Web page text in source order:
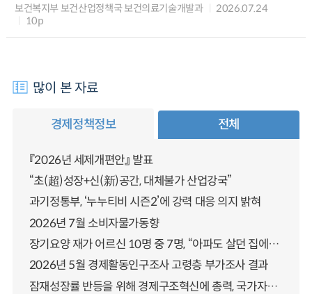
보건복지부 보건산업정책국 보건의료기술개발과
2026.07.24
10p
많이 본 자료
경제정책정보 전체
『2026년 세제개편안』 발표
“초(超)성장+신(新)공간, 대체불가 산업강국”
과기정통부, ‘누누티비 시즌2’에 강력 대응 의지 밝혀
2026년 7월 소비자물가동향
장기요양 재가 어르신 10명 중 7명, “아파도 살던 집에서 살겠다” 「2025년 장기요양실태조사」 결과 발표
2026년 5월 경제활동인구조사 고령층 부가조사 결과
잠재성장률 반등을 위해 경제구조혁신에 총력, 국가자산 관리체계 대전환